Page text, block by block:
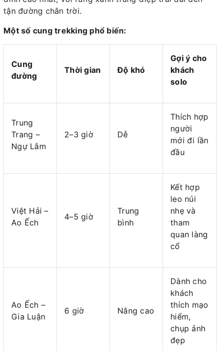
tận đường chân trời.
Một số cung trekking phổ biến:
Cung
đường
Thời gian Độ khó
Gợi ý cho
khách
solo
Trung
Trang –
Ngự Lâm
2–3 giờ Dễ
Thích hợp
người
mới đi lần
đầu
Việt Hải –
Ao Ếch
4–5 giờ
Trung
bình
Kết hợp
leo núi
nhẹ và
tham
quan làng
cổ
Ao Ếch –
Gia Luận
6 giờ Nâng cao
Dành cho
khách
thích mạo
hiểm,
chụp ảnh
đẹp